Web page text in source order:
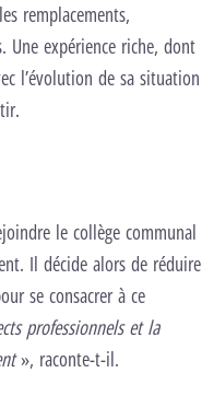
remplacements,
Une expérience riche, dont
l’évolution de sa situation
le collège communal
Il décide alors de réduire
se consacrer à ce
professionnels et la
», raconte-t-il.